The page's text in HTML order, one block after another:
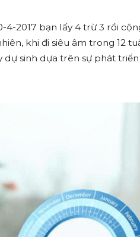
2017 bạn lấy 4 trừ 3 rồi
khi đi siêu âm trong 12
sinh dựa trên sự phát